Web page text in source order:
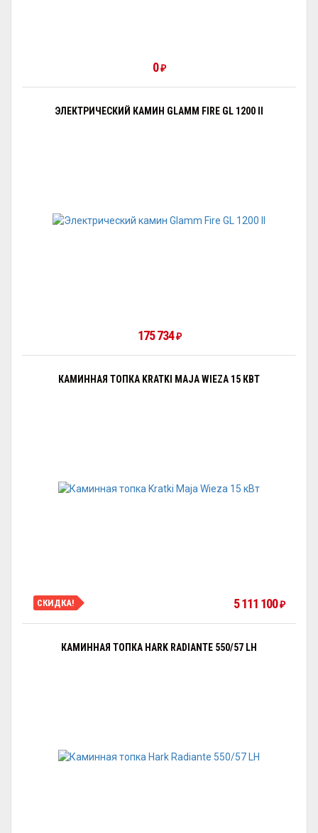
0₽
ЭЛЕКТРИЧЕСКИЙ КАМИН GLAMM FIRE GL 1200 II
175 734₽
КАМИННАЯ ТОПКА KRATKI MAJA WIEZA 15 КВТ
СКИДКА! 5 111 100₽
КАМИННАЯ ТОПКА HARK RADIANTE 550/57 LH